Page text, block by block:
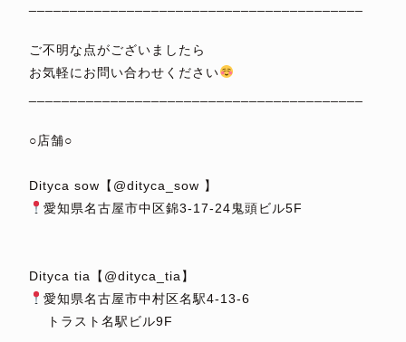
ご不明な点がございましたら
お気軽にお問い合わせください
○店舗○
Dityca sow【@dityca_sow 】
愛知県名古屋市中区錦3-17-24鬼頭ビル5F
Dityca tia【@dityca_tia】
愛知県名古屋市中村区名駅4-13-6
トラスト名駅ビル9F